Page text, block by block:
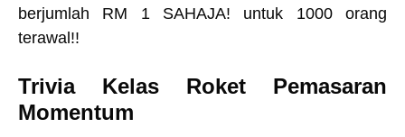
berjumlah RM 1 SAHAJA! untuk 1000 orang
terawal!!
Trivia Kelas Roket Pemasaran
Momentum